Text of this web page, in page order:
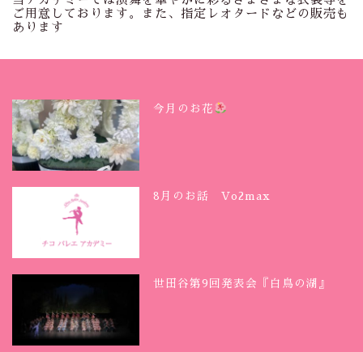
ご用意しております。また、指定レオタードなどの販売も
あります
今月のお花
8月のお話 Vo2max
世田谷第9回発表会『白鳥の湖』